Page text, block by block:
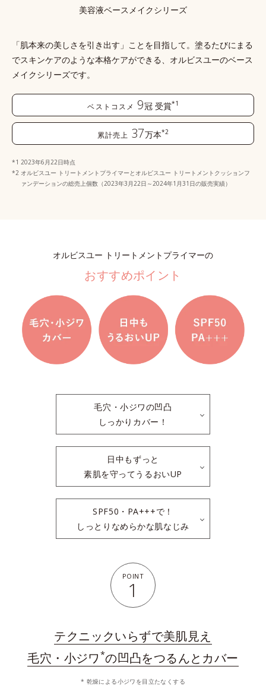
美容液ベースメイクシリーズ
「肌本来の美しさを引き出す」ことを目指して。塗るたびにまる
でスキンケアのような本格ケアができる、 オルビスユーのベース
メイクシリーズです。
ベストコスメ 9冠 受賞*1
累計売上 37万本*2
2023年6月22日時点
オルビスユー トリートメントプライマーとオルビスユー トリートメントクッションフ
ァンデーションの総売上個数（2023年3月22日～2024年1月31日の販売実績）
オルビスユー トリートメントプライマーの
おすすめポイント
毛穴・小ジワの凹凸
しっかりカバー！
日中もずっと
素肌を守ってうるおいUP
SPF50・PA+++で！
しっとりなめらかな肌なじみ
POINT
1
テクニックいらずで美肌見え
毛穴・小ジワ *の凹凸をつるんとカバー
* 乾燥による小ジワを目立たなくする